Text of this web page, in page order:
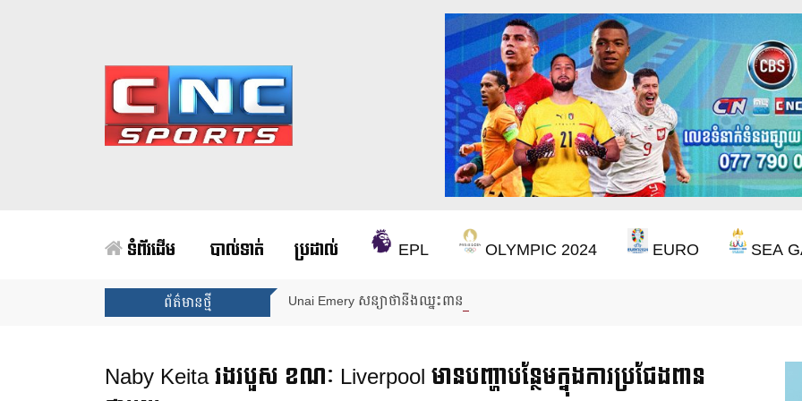
ទំព័រដើម បាល់ទាត់ ប្រដាល់ EPL OLYMPIC 2024 EURO SEA
ព័ត៌មានថ្មី Unai Emery សន្យាថានឹងឈ្នះពានរង្វាន់បន្ថែមទៀត បន្ទាប់ពី Aston Villa ឈ្នះពាន Europa League
Naby Keita រងរបួស ខណៈ Liverpool មានបញ្ហាបន្ថែមក្នុងការប្រជែងពាន